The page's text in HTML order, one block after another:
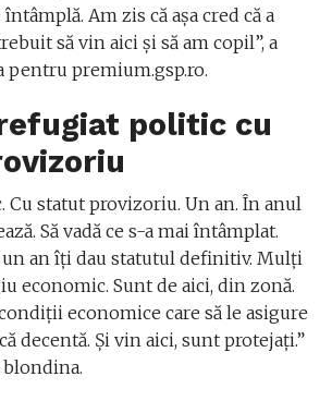
Am zis că așa cred că a
să vin aici și să am copil”, a
pentru premium.gsp.ro.
politic cu
Cu statut provizoriu. Un an. În anul
Să vadă ce s-a mai întâmplat.
un an îţi dau statutul definitiv. Mulţi
economic. Sunt de aici, din zonă.
economice care să le asigure
decentă. Și vin aici, sunt protejaţi.”